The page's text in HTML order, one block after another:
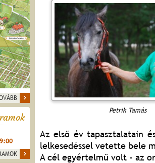
Petrik Tamás
Az első év tapasztalatain
lelkesedéssel vetette bele
A cél egyértelmű volt - az